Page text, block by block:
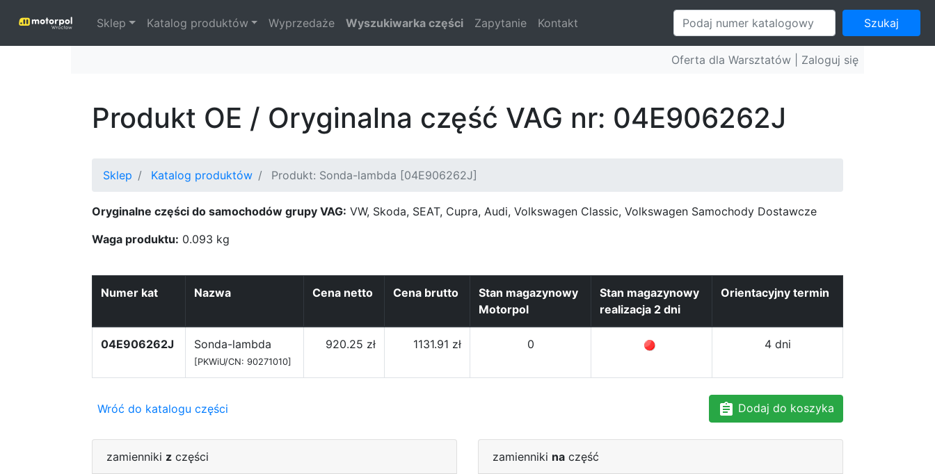
Sklep Katalog produktów Wyprzedaże Wyszukiwarka części Zapytanie Kontakt Szukaj
Oferta dla Warsztatów | Zaloguj się
Produkt OE / Oryginalna część VAG nr: 04E906262J
Sklep Katalog produktów Produkt: Sonda-lambda [04E906262J]
Oryginalne części do samochodów grupy VAG: VW, Skoda, SEAT, Cupra, Audi, Volkswagen Classic, Volkswagen Samochody Dostawcze
Waga produktu: 0.093 kg
Numer kat Nazwa Cena netto Cena brutto
Stan magazynowy
Motorpol
Stan magazynowy
realizacja 2 dni
Orientacyjny termin
04E906262J Sonda-lambda
[PKWiU/CN: 90271010]
920.25 zł 1131.91 zł 0 4 dni
Wróć do katalogu części Dodaj do koszyka
zamienniki z części zamienniki na część